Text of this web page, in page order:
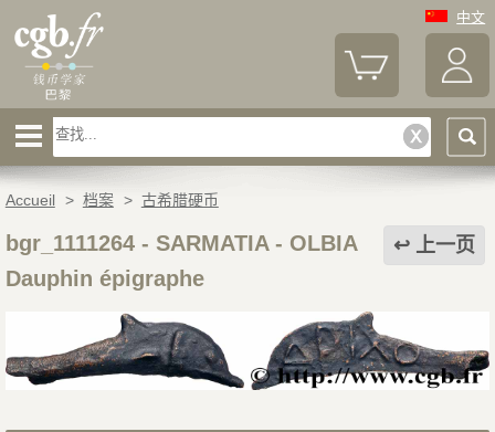
中文
Accueil > 档案 > 古希腊硬币
上一页
bgr_1111264- SARMATIA - OLBIA
Dauphin épigraphe